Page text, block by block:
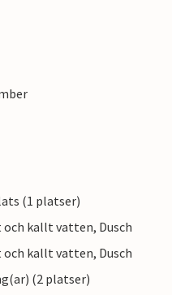
(1 platser)
och kallt vatten, Dusch
och kallt vatten, Dusch
(2 platser)